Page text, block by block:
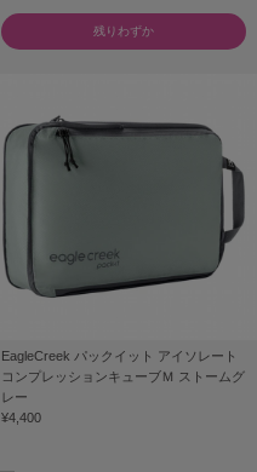
残りわずか
EagleCreek パックイット アイソレート
コンプレッションキューブＭ ストームグ
レー
¥4,400